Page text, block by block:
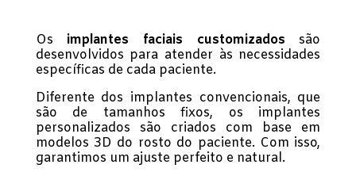
Os implantes faciais customizados são
desenvolvidos para atender às necessidades
específicas de cada paciente.
Diferente dos implantes convencionais, que
são de tamanhos fixos, os implantes
personalizados são criados com base em
modelos 3D do rosto do paciente. Com isso,
garantimos um ajuste perfeito e natural.